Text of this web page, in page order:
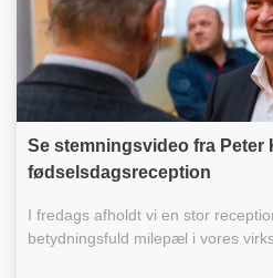
Se stemningsvideo fra Peter
fødselsdagsreception
I fredags afholdt vi en stor
betydningsfuld milepæl i vores